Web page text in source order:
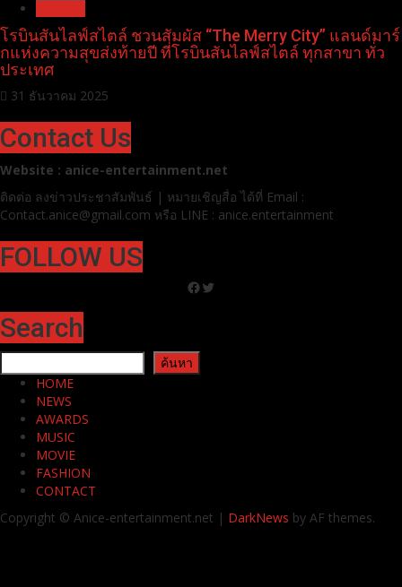
โรบินสันไลฟ์สไตล์ ชวนสัมผัส “The Merry City” แลนด์มาร์
กแห่งความสุขส่งท้ายปี ที่โรบินสันไลฟ์สไตล์ ทุกสาขา ทั่ว
ประเทศ
31 ธันวาคม 2025
Contact Us
Website : anice-entertainment.net
ติดต่อ ลงข่าวประชาสัมพันธ์ | หมายเชิญสื่อ ได้ที่ Email :
Contact.anice@gmail.com หรือ LINE : anice.entertainment
FOLLOW US
Facebook
Twitter
Search
ค้นหา
ค้นหา
HOME
NEWS
AWARDS
MUSIC
MOVIE
FASHION
CONTACT
Copyright © Anice-entertainment.net | DarkNews by AF themes.